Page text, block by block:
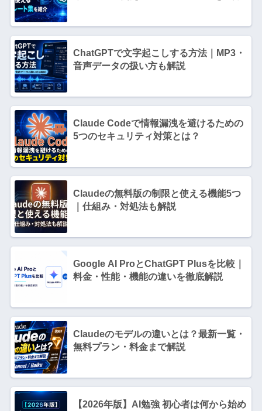
ChatGPTで文字起こしする方法｜MP3・
音声データの扱い方も解説
Claude Codeで情報漏洩を避けるための
5つのセキュリティ対策とは？
Claudeの無料版の制限と使える機能5つ
｜仕組み・対処法も解説
Google AI ProとChatGPT Plusを比較｜
料金・性能・機能の違いを徹底解説
Claudeのモデルの違いとは？最新一覧・
無料プラン・料金まで解説
【2026年版】AI勉強 初心者は何から始め